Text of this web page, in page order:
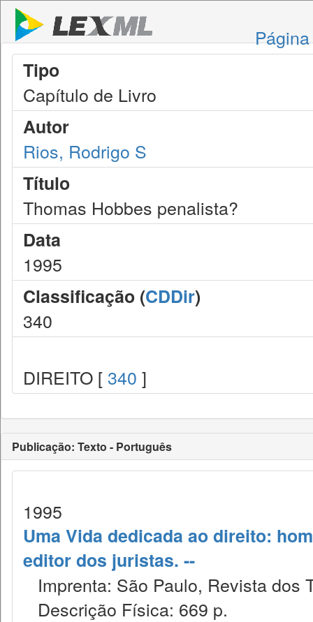
Tipo
Capítulo de Livro
Autor
Rios, Rodrigo S
Título
Thomas Hobbes penalista?
Data
1995
Classificação (CDDir)
340
DIREITO [ 340 ]
Publicação: Texto - Português
1995
Uma Vida dedicada ao direito:
editor dos juristas. --
Imprenta: São Paulo, Revista dos
Descrição Física: 669 p.